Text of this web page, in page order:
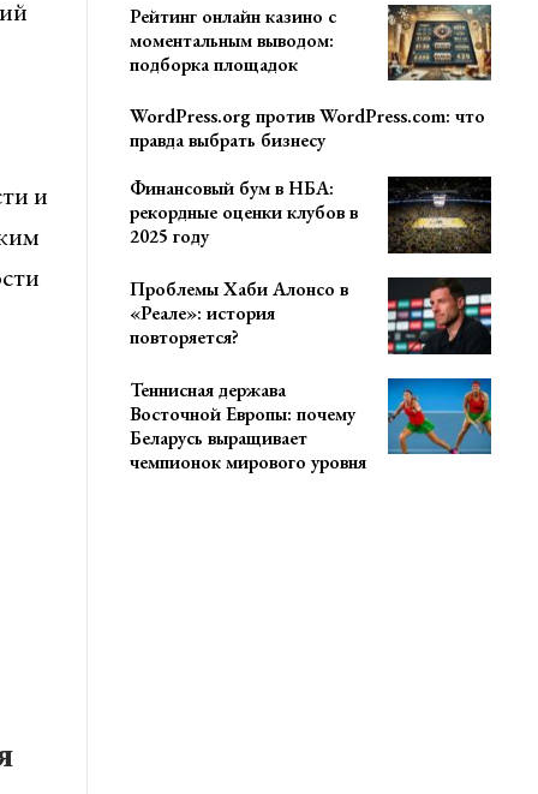
и
Рейтинг онлайн казино с
моментальным выводом:
подборка площадок
WordPress.org против WordPress.com: что
правда выбрать бизнесу
Финансовый бум в НБА:
рекордные оценки клубов в
2025 году
Проблемы Хаби Алонсо в
«Реале»: история
повторяется?
Теннисная держава
Восточной Европы: почему
Беларусь выращивает
чемпионок мирового уровня